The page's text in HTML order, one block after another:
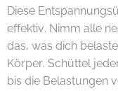
Diese
effektiv. Nimm alle
das, was dich
Körper. Schüttel
bis die Belastungen